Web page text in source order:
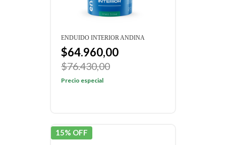
ENDUIDO INTERIOR ANDINA
$64.960,00
$76.430,00
Precio especial
15% OFF